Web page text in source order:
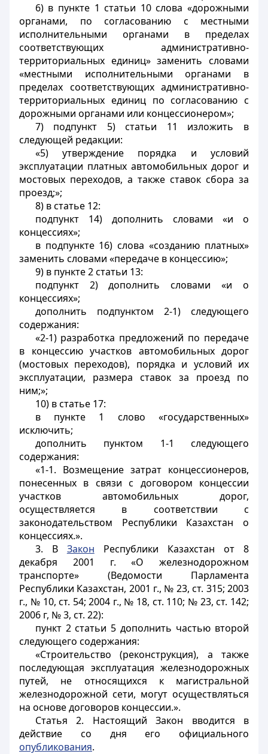
6) в пункте 1 статьи 10 слова «дорожными
органами, по согласованию с местными
исполнительными органами в пределах
соответствующих административно-
территориальных единиц» заменить словами
«местными исполнительными органами в
пределах соответствующих административно-
территориальных единиц по согласованию с
дорожными органами или концессионером»;
7) подпункт 5) статьи 11 изложить в
следующей редакции:
«5) утверждение порядка и условий
эксплуатации платных автомобильных дорог и
мостовых переходов, а также ставок сбора за
проезд;»;
8) в статье 12:
подпункт 14) дополнить словами «и о
концессиях»;
в подпункте 16) слова «созданию платных»
заменить словами «передаче в концессию»;
9) в пункте 2 статьи 13:
подпункт 2) дополнить словами «и о
концессиях»;
дополнить подпунктом 2-1) следующего
содержания:
«2-1) разработка предложений по передаче
в концессию участков автомобильных дорог
(мостовых переходов), порядка и условий их
эксплуатации, размера ставок за проезд по
ним;»;
10) в статье 17:
в пункте 1 слово «государственных»
исключить;
дополнить пунктом 1-1 следующего
содержания:
«1-1. Возмещение затрат концессионеров,
понесенных в связи с договором концессии
участков автомобильных дорог,
осуществляется в соответствии с
законодательством Республики Казахстан о
концессиях.».
3. В Закон Республики Казахстан от 8
декабря 2001 г. «О железнодорожном
транспорте» (Ведомости Парламента
Республики Казахстан, 2001 г., № 23, ст. 315; 2003
г., № 10, ст. 54; 2004 г., № 18, ст. 110; № 23, ст. 142;
2006 г, № 3, ст. 22):
пункт 2 статьи 5 дополнить частью второй
следующего содержания:
«Строительство (реконструкция), а также
последующая эксплуатация железнодорожных
путей, не относящихся к магистральной
железнодорожной сети, могут осуществляться
на основе договоров концессии.».
Статья 2. Настоящий Закон вводится в
действие со дня его официального
опубликования.